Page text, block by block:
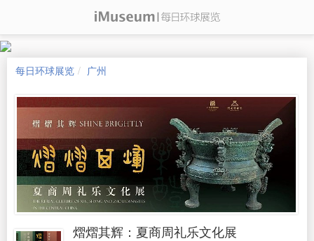
每日环球展览 广州
熠熠其辉：夏商周礼乐文化展